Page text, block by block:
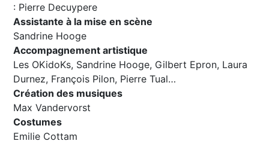
: Pierre Decuypere
Assistante à la mise en scène
Sandrine Hooge
Accompagnement artistique
Les OKidoKs, Sandrine Hooge, Gilbert Epron, Laura
Durnez, François Pilon, Pierre Tual…
Création des musiques
Max Vandervorst
Costumes
Emilie Cottam